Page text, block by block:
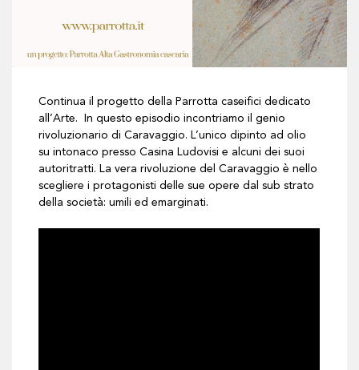
Continua il progetto della Parrotta caseifici dedicato
all’Arte. In questo episodio incontriamo il genio
rivoluzionario di Caravaggio. L’unico dipinto ad olio
su intonaco presso Casina Ludovisi e alcuni dei suoi
autoritratti. La vera rivoluzione del Caravaggio è nello
scegliere i protagonisti delle sue opere dal sub strato
della società: umili ed emarginati.